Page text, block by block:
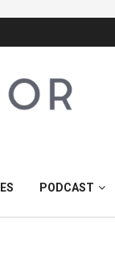
PODCAST